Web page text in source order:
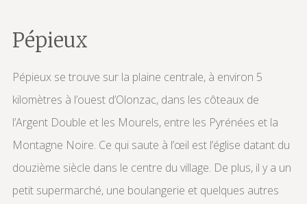
Pépieux
Pépieux se trouve sur la plaine centrale, à environ 5
kilomètres à l’ouest d’Olonzac, dans les côteaux de
l’Argent Double et les Mourels, entre les Pyrénées et la
Montagne Noire. Ce qui saute à l’œil est l’église datant du
douzième siècle dans le centre du village. De plus, il y a un
petit supermarché, une boulangerie et quelques autres